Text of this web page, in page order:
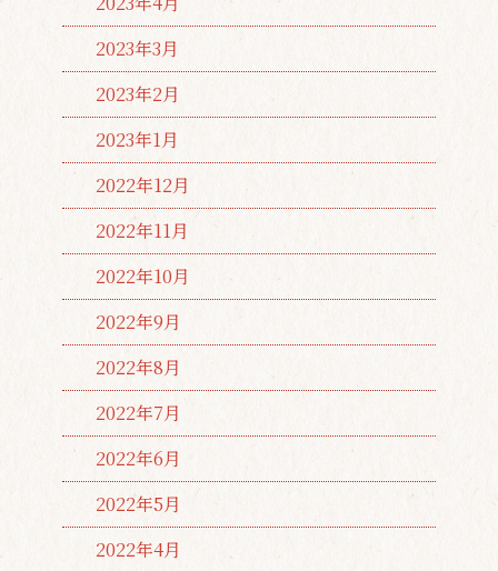
2023年3月
2023年2月
2023年1月
2022年12月
2022年11月
2022年10月
2022年9月
2022年8月
2022年7月
2022年6月
2022年5月
2022年4月